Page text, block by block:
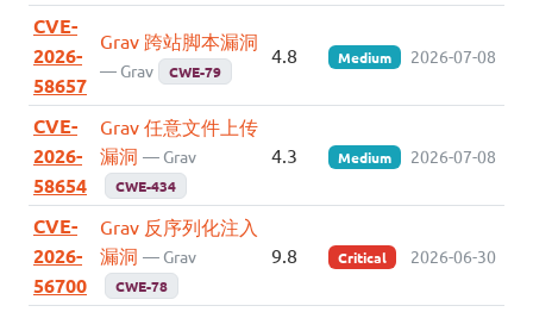
CVE-
2026-
58657
Grav 跨站脚本漏洞
— Grav CWE-79
4.8 Medium 2026-07-08
CVE-
2026-
58654
Grav 任意文件上传
漏洞 — Grav
CWE-434
4.3 Medium 2026-07-08
CVE-
2026-
56700
Grav 反序列化注入
漏洞 — Grav
CWE-78
9.8 Critical 2026-06-30